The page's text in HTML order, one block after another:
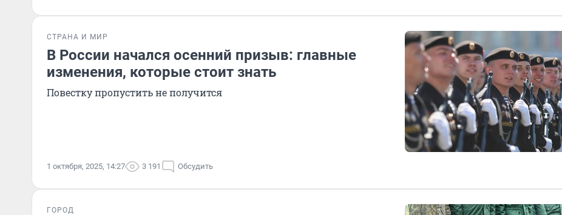
СТРАНА И МИР
В России начался осенний призыв: главные
изменения, которые стоит знать
Повестку пропустить не получится
1 октября, 2025, 14:27 3 191 Обсудить
ГОРОД